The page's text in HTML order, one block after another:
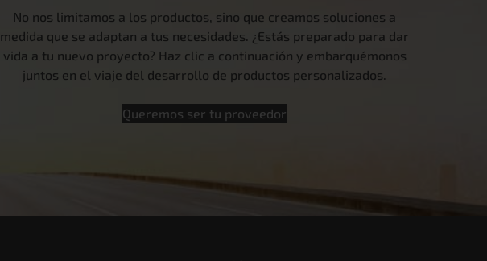
No nos limitamos a los productos, sino que creamos soluciones a
medida que se adaptan a tus necesidades. ¿Estás preparado para dar
vida a tu nuevo proyecto? Haz clic a continuación y embarquémonos
juntos en el viaje del desarrollo de productos personalizados.
Queremos ser tu proveedor